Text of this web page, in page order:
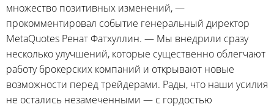
множество позитивных изменений, —
прокомментировал событие генеральный директор
MetaQuotes Ренат Фатхуллин. — Мы внедрили сразу
несколько улучшений, которые существенно облегчают
работу брокерских компаний и открывают новые
возможности перед трейдерами. Рады, что наши усилия
не остались незамеченными — с гордостью